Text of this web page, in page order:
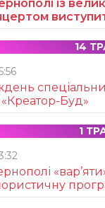
із
14
«Креатор-Буд»
1